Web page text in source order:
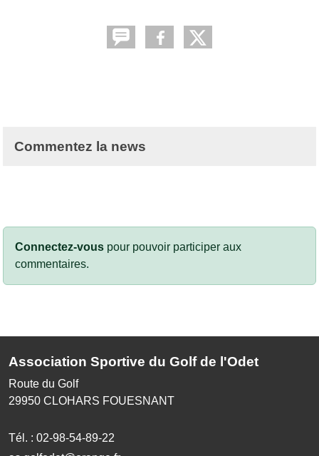
Commentez la news
Connectez-vous pour pouvoir participer aux
commentaires.
Association Sportive du Golf de l'Odet
Route du Golf
29950 CLOHARS FOUESNANT
Tél. : 02-98-54-89-22